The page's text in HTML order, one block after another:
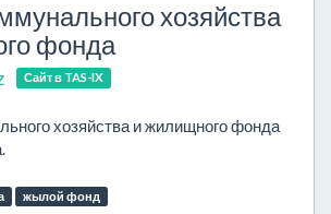
хозяйства
фонда
Сайт в TAS-IX
хозяйства и жилищного фонда
жылой фонд